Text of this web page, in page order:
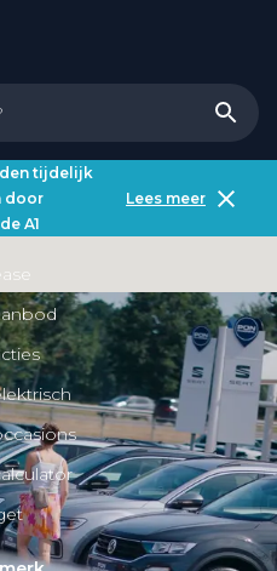
tijdelijk
door
A1
Lees meer